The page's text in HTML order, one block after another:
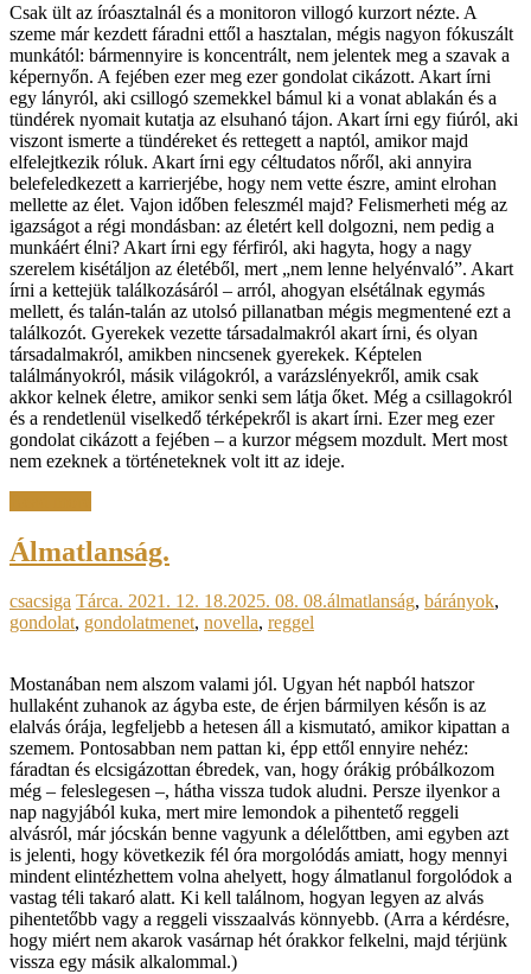
Csak ült az íróasztalnál és a monitoron villogó kurzort nézte. A
szeme már kezdett fáradni ettől a hasztalan, mégis nagyon fókuszált
munkától: bármennyire is koncentrált, nem jelentek meg a szavak a
képernyőn. A fejében ezer meg ezer gondolat cikázott. Akart írni
egy lányról, aki csillogó szemekkel bámul ki a vonat ablakán és a
tündérek nyomait kutatja az elsuhanó tájon. Akart írni egy fiúról, aki
viszont ismerte a tündéreket és rettegett a naptól, amikor majd
elfelejtkezik róluk. Akart írni egy céltudatos nőről, aki annyira
belefeledkezett a karrierjébe, hogy nem vette észre, amint elrohan
mellette az élet. Vajon időben feleszmél majd? Felismerheti még az
igazságot a régi mondásban: az életért kell dolgozni, nem pedig a
munkáért élni? Akart írni egy férfiról, aki hagyta, hogy a nagy
szerelem kisétáljon az életéből, mert „nem lenne helyénvaló”. Akart
írni a kettejük találkozásáról – arról, ahogyan elsétálnak egymás
mellett, és talán-talán az utolsó pillanatban mégis megmentené ezt a
találkozót. Gyerekek vezette társadalmakról akart írni, és olyan
társadalmakról, amikben nincsenek gyerekek. Képtelen
találmányokról, másik világokról, a varázslényekről, amik csak
akkor kelnek életre, amikor senki sem látja őket. Még a csillagokról
és a rendetlenül viselkedő térképekről is akart írni. Ezer meg ezer
gondolat cikázott a fejében – a kurzor mégsem mozdult. Mert most
nem ezeknek a történeteknek volt itt az ideje.
Álmatlanság.
csacsiga Tárca. 2021. 12. 18.2025. 08. 08.álmatlanság, bárányok,
gondolat, gondolatmenet, novella, reggel
Mostanában nem alszom valami jól. Ugyan hét napból hatszor
hullaként zuhanok az ágyba este, de érjen bármilyen későn is az
elalvás órája, legfeljebb a hetesen áll a kismutató, amikor kipattan a
szemem. Pontosabban nem pattan ki, épp ettől ennyire nehéz:
fáradtan és elcsigázottan ébredek, van, hogy órákig próbálkozom
még – feleslegesen –, hátha vissza tudok aludni. Persze ilyenkor a
nap nagyjából kuka, mert mire lemondok a pihentető reggeli
alvásról, már jócskán benne vagyunk a délelőttben, ami egyben azt
is jelenti, hogy következik fél óra morgolódás amiatt, hogy mennyi
mindent elintézhettem volna ahelyett, hogy álmatlanul forgolódok a
vastag téli takaró alatt. Ki kell találnom, hogyan legyen az alvás
pihentetőbb vagy a reggeli visszaalvás könnyebb. (Arra a kérdésre,
hogy miért nem akarok vasárnap hét órakkor felkelni, majd térjünk
vissza egy másik alkalommal.)